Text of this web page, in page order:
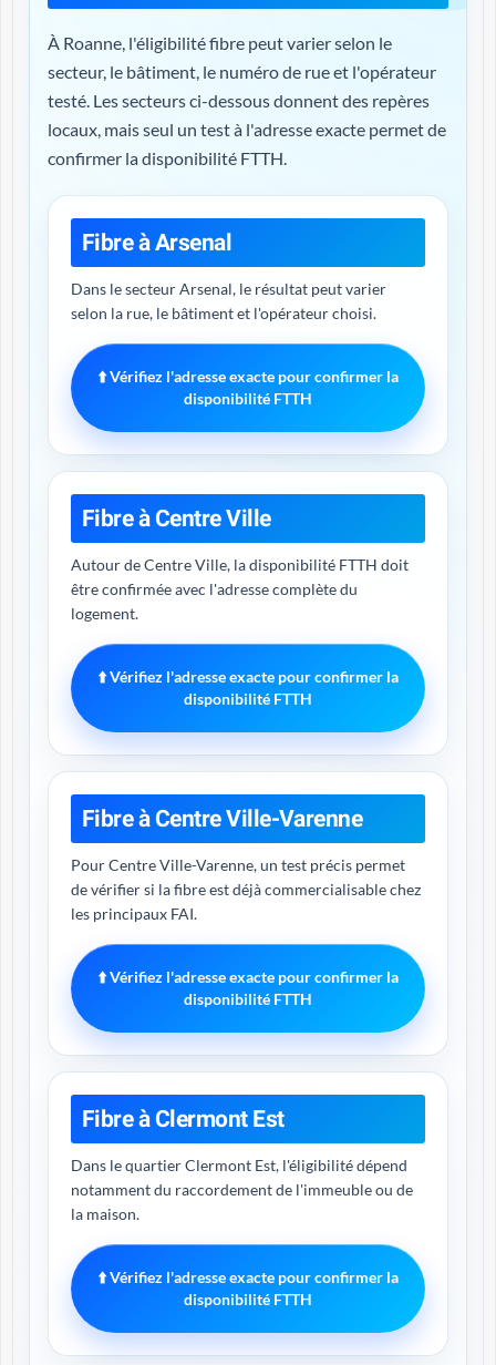
À Roanne, l'éligibilité fibre peut varier selon le
secteur, le bâtiment, le numéro de rue et l'opérateur
testé. Les secteurs ci-dessous donnent des repères
locaux, mais seul un test à l'adresse exacte permet de
confirmer la disponibilité FTTH.
Fibre à Arsenal
Dans le secteur Arsenal, le résultat peut varier
selon la rue, le bâtiment et l'opérateur choisi.
⬆️ Vérifiez l'adresse exacte pour confirmer la
disponibilité FTTH
Fibre à Centre Ville
Autour de Centre Ville, la disponibilité FTTH doit
être confirmée avec l'adresse complète du
logement.
⬆️ Vérifiez l'adresse exacte pour confirmer la
disponibilité FTTH
Fibre à Centre Ville-Varenne
Pour Centre Ville-Varenne, un test précis permet
de vérifier si la fibre est déjà commercialisable chez
les principaux FAI.
⬆️ Vérifiez l'adresse exacte pour confirmer la
disponibilité FTTH
Fibre à Clermont Est
Dans le quartier Clermont Est, l'éligibilité dépend
notamment du raccordement de l'immeuble ou de
la maison.
⬆️ Vérifiez l'adresse exacte pour confirmer la
disponibilité FTTH